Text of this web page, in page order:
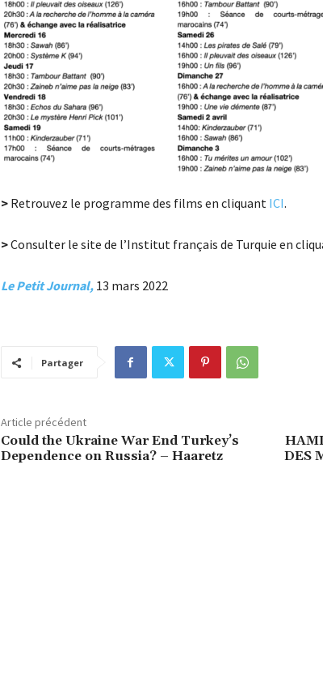
>Retrouvez le programme des films en cliquant ICI.
>Consulter le site de l’Institut français de Turquie en
Le Petit Journal,13 mars 2022
Partager
Article précédent
Could the Ukraine War End Turkey’s
Dependence on Russia? – Haaretz
DES